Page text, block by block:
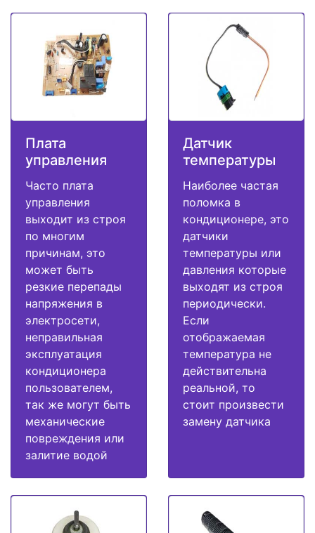
Плата
управления
Часто плата
управления
выходит из строя
по многим
причинам, это
может быть
резкие перепады
напряжения в
электросети,
неправильная
эксплуатация
кондиционера
пользователем,
так же могут быть
механические
повреждения или
залитие водой
Датчик
температуры
Наиболее частая
поломка в
кондиционере, это
датчики
температуры или
давления которые
выходят из строя
периодически.
Если
отображаемая
температура не
действительна
реальной, то
стоит произвести
замену датчика